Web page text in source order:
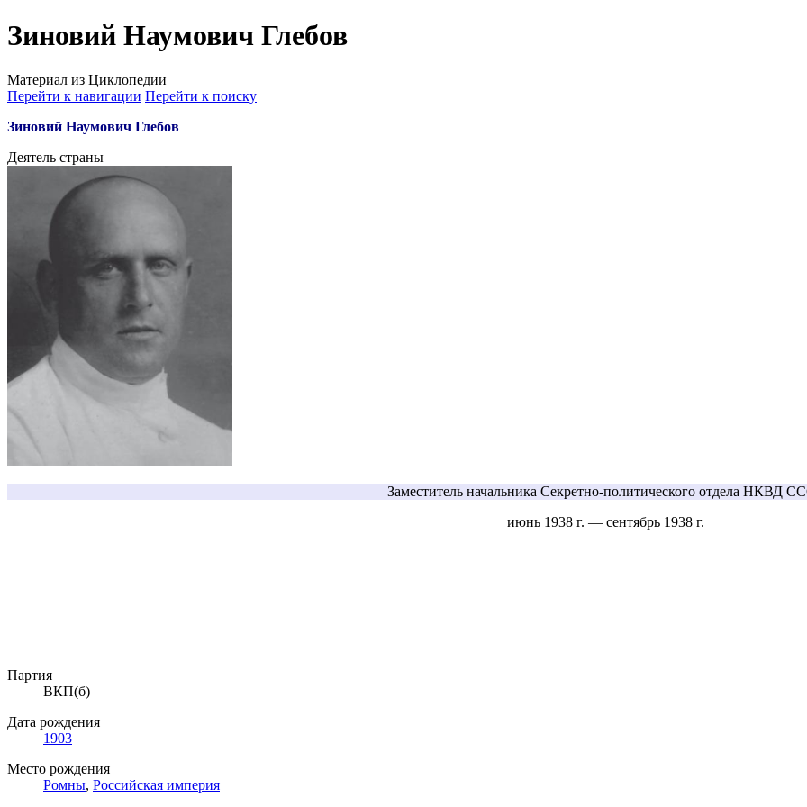
Зиновий Наумович Глебов
Материал из Циклопедии
Перейти к навигации Перейти к поиску
Зиновий Наумович Глебов
Деятель страны
Заместитель начальника Секретно-политического отдела НКВД
июнь 1938 г. — сентябрь 1938 г.
Партия
ВКП(б)
Дата рождения
1903
Место рождения
Ромны, Российская империя